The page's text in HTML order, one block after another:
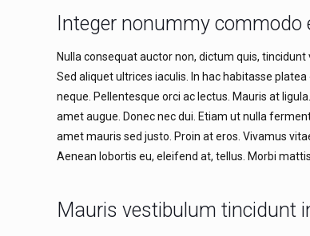
Integer nonummy commodo
Nulla consequat auctor non, dictum quis,
Sed aliquet ultrices iaculis. In hac habitasse
neque. Pellentesque orci ac lectus. Mauris at
amet augue. Donec nec dui. Etiam ut nulla
amet mauris sed justo. Proin at eros. Vivamus
Aenean lobortis eu, eleifend at, tellus. Morbi
Mauris vestibulum tincidunt